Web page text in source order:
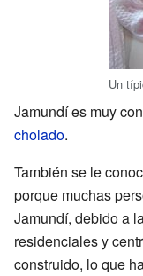
Un
Jamundí es muy
cholado.
También se le
porque muchas
Jamundí, debido a
residenciales y
construido, lo que